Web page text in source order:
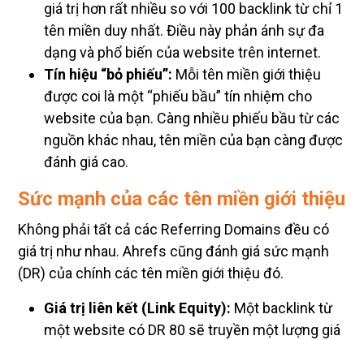
giá trị hơn rất nhiều so với 100 backlink từ chỉ 1
tên miền duy nhất. Điều này phản ánh sự đa
dạng và phổ biến của website trên internet.
Tín hiệu “bỏ phiếu”: Mỗi tên miền giới thiệu
được coi là một “phiếu bầu” tín nhiệm cho
website của bạn. Càng nhiều phiếu bầu từ các
nguồn khác nhau, tên miền của bạn càng được
đánh giá cao.
Sức mạnh của các tên miền giới thiệu
Không phải tất cả các Referring Domains đều có
giá trị như nhau. Ahrefs cũng đánh giá sức mạnh
(DR) của chính các tên miền giới thiệu đó.
Giá trị liên kết (Link Equity): Một backlink từ
một website có DR 80 sẽ truyền một lượng giá